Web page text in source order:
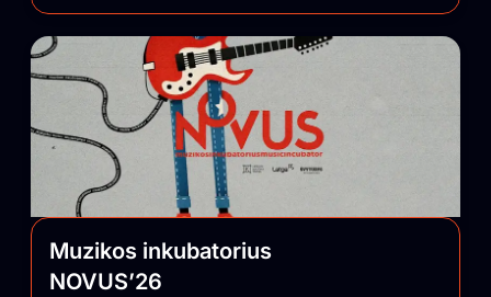
Muzikos inkubatorius
NOVUS’26